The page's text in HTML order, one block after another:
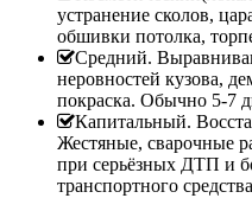
устранение сколов,
обшивки потолка,
Средний.
неровностей кузова,
покраска. Обычно 5-7
Капитальный.
Жестяные, сварочные
при серьёзных ДТП и
транспортного